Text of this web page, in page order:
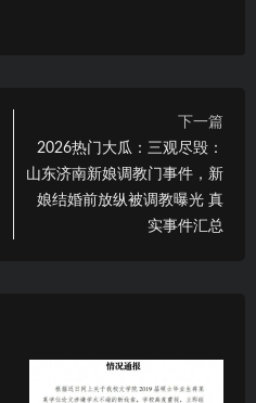
下一篇
2026热门大瓜：三观尽毁：
山东济南新娘调教门事件，新
娘结婚前放纵被调教曝光 真
实事件汇总